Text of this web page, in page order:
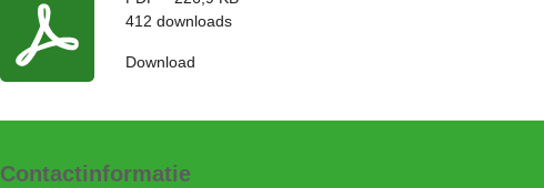
412 downloads
Download
Contactinformatie